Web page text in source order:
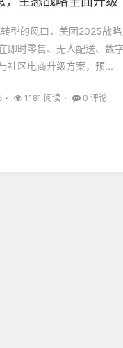
型的风口，美团2025战
即时零售、无人配送、数
社区电商升级方案，预...
1181 阅读 0 评论